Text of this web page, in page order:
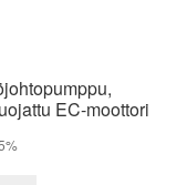
EC-moottori